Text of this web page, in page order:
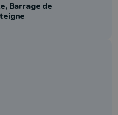
Barrage de